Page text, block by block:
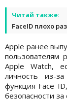
Читай также:
FaceID плохо
Apple ранее
пользователям
Apple Watch,
личность из-
функция Face
безопасности